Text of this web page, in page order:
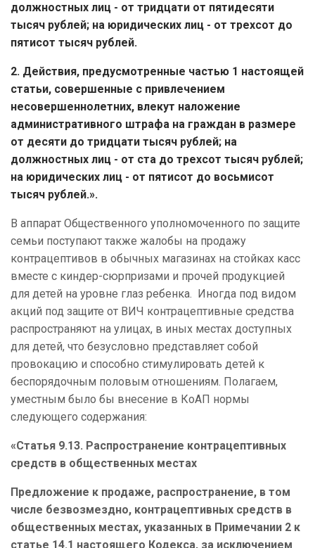
должностных лиц - от тридцати от пятидесяти
тысяч рублей; на юридических лиц - от трехсот до
пятисот тысяч рублей.
2. Действия, предусмотренные частью 1 настоящей
статьи, совершенные с привлечением
несовершеннолетних, влекут наложение
административного штрафа на граждан в размере
от десяти до тридцати тысяч рублей; на
должностных лиц - от ста до трехсот тысяч рублей;
на юридических лиц - от пятисот до восьмисот
тысяч рублей.».
В аппарат Общественного уполномоченного по защите
семьи поступают также жалобы на продажу
контрацептивов в обычных магазинах на стойках касс
вместе с киндер-сюрпризами и прочей продукцией
для детей на уровне глаз ребенка. Иногда под видом
акций под защите от ВИЧ контрацептивные средства
распространяют на улицах, в иных местах доступных
для детей, что безусловно представляет собой
провокацию и способно стимулировать детей к
беспорядочным половым отношениям. Полагаем,
уместным было бы внесение в КоАП нормы
следующего содержания:
«Статья 9.13. Распространение контрацептивных
средств в общественных местах
Предложение к продаже, распространение, в том
числе безвозмездно, контрацептивных средств в
общественных местах, указанных в Примечании 2 к
статье 14.1 настоящего Кодекса, за исключением